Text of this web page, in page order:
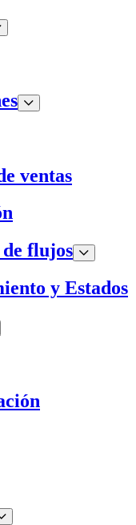
ventas
flujos
y Estados